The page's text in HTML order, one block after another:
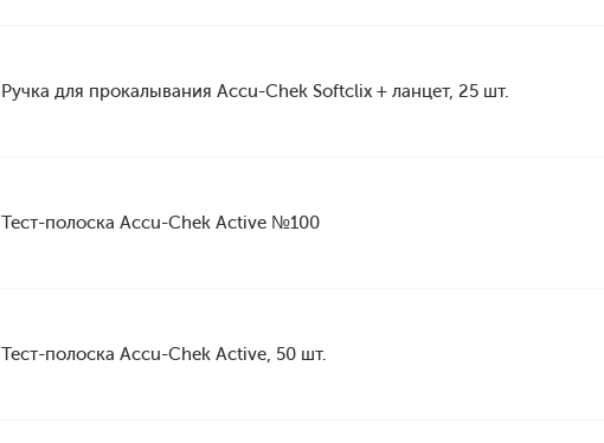
Ручка для прокалывания Accu-Chek Softclix + ланцет, 25 шт.
Тест-полоска Accu-Chek Active №100
Тест-полоска Accu-Chek Active, 50 шт.